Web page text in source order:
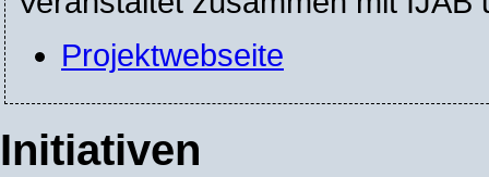
Projektwebseite
Initiativen